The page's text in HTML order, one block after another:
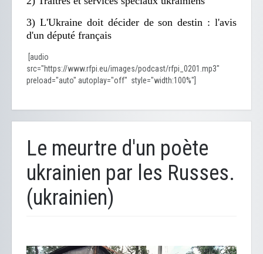
3) L'Ukraine doit décider de son destin : l'avis
d'un député français
[audio
src="https://www.rfpi.eu/images/podcast/rfpi_0201.mp3"
preload="auto" autoplay="off" style="width:100%"]
Le meurtre d'un poète
ukrainien par les Russes.
(ukrainien)